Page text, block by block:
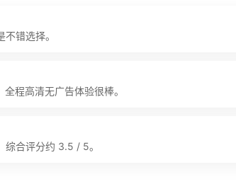
错选择。
程高清无广告体验很棒。
综合评分约 3.5 / 5。